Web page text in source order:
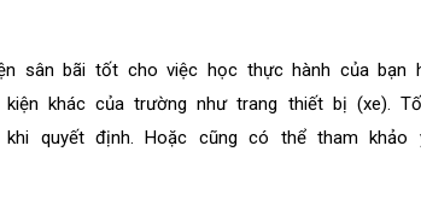
sân bãi tốt cho việc học thực hành của bạn
khác của trường như trang thiết bị (xe).
quyết định. Hoặc cũng có thể tham khảo